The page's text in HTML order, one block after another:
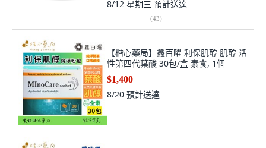
8/12 星期三 預計送達
(43)
【楷心藥局】鑫百曜 利保肌醇 肌醇 活
性第四代葉酸 30包/盒 素食, 1個
$1,400
8/20 預計送達